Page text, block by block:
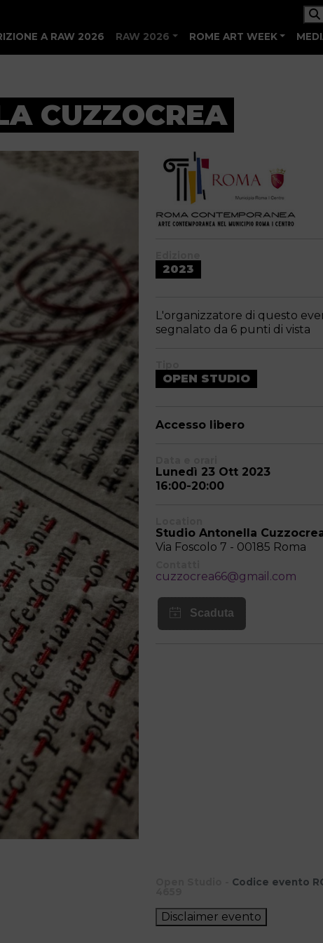
A RAW 2026 RAW 2026 ROME ART WEEK
CUZZOCREA
2023
L'organizzatore di questo
segnalato da 6 punti di vista
OPEN STUDIO
Accesso libero
Lunedì 23 Ott 2023
16:00-20:00
Studio Antonella
Via Foscolo 7 - 00185 Roma
cuzzocrea66@gmail.com
Codice evento
Disclaimer evento